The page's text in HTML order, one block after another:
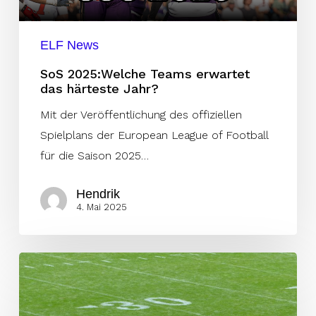
ELF News
SoS 2025:Welche Teams erwartet
das härteste Jahr?
Mit der Veröffentlichung des offiziellen
Spielplans der European League of Football
für die Saison 2025…
Hendrik
4. Mai 2025
3
Playoff-
Contender